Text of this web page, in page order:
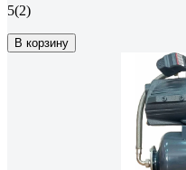
5(2)
В корзину